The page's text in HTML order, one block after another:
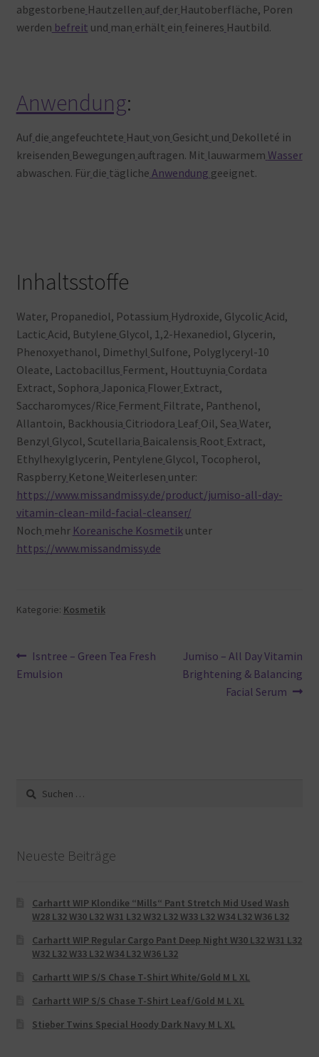
abgestorbene Hautzellen auf der Hautoberfläche, Poren
werden befreit und man erhält ein feineres Hautbild.
Anwendung:
Auf die angefeuchtete Haut von Gesicht und Dekolleté in
kreisenden Bewegungen auftragen. Mit lauwarmem Wasser
abwaschen. Für die tägliche Anwendung geeignet.
Inhaltsstoffe
Water, Propanediol, Potassium Hydroxide, Glycolic Acid,
Lactic Acid, Butylene Glycol, 1,2-Hexanediol, Glycerin,
Phenoxyethanol, Dimethyl Sulfone, Polyglyceryl-10
Oleate, Lactobacillus Ferment, Houttuynia Cordata
Extract, Sophora Japonica Flower Extract,
Saccharomyces/Rice Ferment Filtrate, Panthenol,
Allantoin, Backhousia Citriodora Leaf Oil, Sea Water,
Benzyl Glycol, Scutellaria Baicalensis Root Extract,
Ethylhexylglycerin, Pentylene Glycol, Tocopherol,
Raspberry Ketone Weiterlesen unter:
https://www.missandmissy.de/product/jumiso-all-day-
vitamin-clean-mild-facial-cleanser/
Noch mehr Koreanische Kosmetikunter
https://www.missandmissy.de
Kategorie: Kosmetik
Beitragsnavigation
Vorheriger
Beitrag:
Isntree – Green Tea Fresh
Emulsion
Nächster
Beitrag:
Jumiso – All Day Vitamin
Brightening & Balancing
Facial Serum
Suche
nach:
Neueste Beiträge
Carhartt WIP Klondike “Mills“ Pant Stretch Mid Used Wash
W28 L32 W30 L32 W31 L32 W32 L32 W33 L32 W34 L32 W36 L32
Carhartt WIP Regular Cargo Pant Deep Night W30 L32 W31 L32
W32 L32 W33 L32 W34 L32 W36 L32
Carhartt WIP S/S Chase T-Shirt White/Gold M L XL
Carhartt WIP S/S Chase T-Shirt Leaf/Gold M L XL
Stieber Twins Special Hoody Dark Navy M L XL